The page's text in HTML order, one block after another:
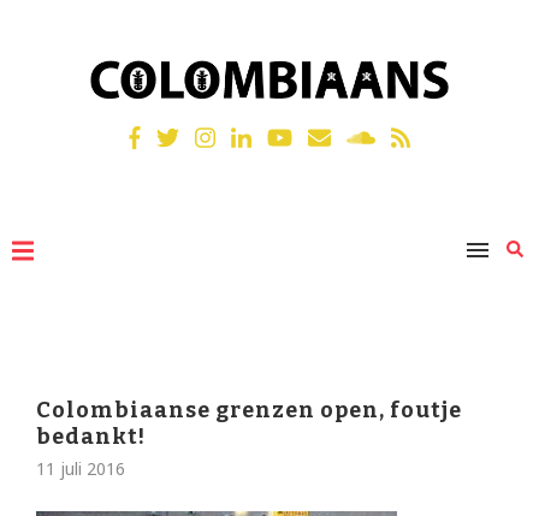
Colombiaanse grenzen open, foutje
bedankt!
11 juli 2016